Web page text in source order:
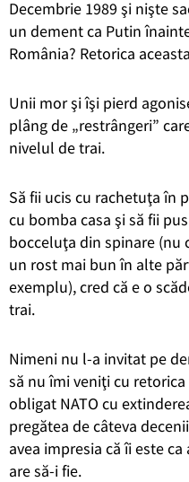
Decembrie 1989 şi nişte
un dement ca Putin
România? Retorica
Unii mor şi îşi pierd
plâng de „restrângeri”
nivelul de trai.
Să fii ucis cu rachetuţa în
cu bomba casa şi să fii
bocceluţa din spinare (nu
un rost mai bun în alte
exemplu), cred că e o
trai.
Nimeni nu l-a invitat pe
să nu îmi veniţi cu
obligat NATO cu
pregătea de câteva
avea impresia că îi este
are să-i fie.